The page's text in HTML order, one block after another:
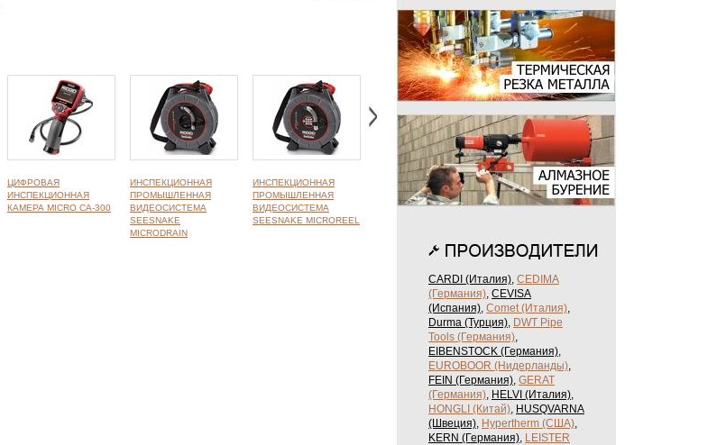
ЦИФРОВАЯ
ИНСПЕКЦИОННАЯ
КАМЕРА MICRO CA-300
ИНСПЕКЦИОННАЯ
ПРОМЫШЛЕННАЯ
ВИДЕОСИСТЕМА
SEESNAKE
MICRODRAIN
ИНСПЕКЦИОННАЯ
ПРОМЫШЛЕННАЯ
ВИДЕОСИСТЕМА
SEESNAKE MICROREEL
ИНСПЕКЦИОННАЯ
ПРОМЫШЛЕННАЯ
ВИДЕОСИСТЕМА
ВИДЕОСИСТЕМА
SEESNAKE COMPACT
CARDI (Италия), CEDIMA
(Германия), CEVISA
(Испания), Comet (Италия),
Durma (Турция), DWT Pipe
Tools (Германия),
EIBENSTOCK (Германия),
EUROBOOR (Нидерланды),
FEIN (Германия), GERAT
(Германия), HELVI (Италия),
HONGLI (Китай), HUSQVARNA
(Швеция), Hypertherm (США),
KERN (Германия), LEISTER